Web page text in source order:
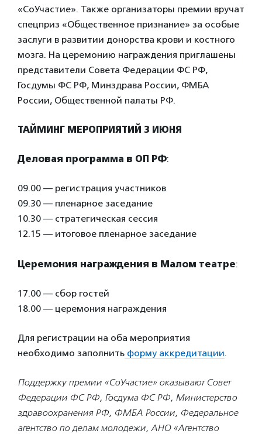
«СоУчастие». Также организаторы премии вручат
спецприз «Общественное признание» за особые
заслуги в развитии донорства крови и костного
мозга. На церемонию награждения приглашены
представители Совета Федерации ФС РФ,
Госдумы ФС РФ, Минздрава России, ФМБА
России, Общественной палаты РФ.
ТАЙМИНГ МЕРОПРИЯТИЙ 3 ИЮНЯ
Деловая программа в ОП РФ:
09.00 — регистрация участников
09.30 — пленарное заседание
10.30 — стратегическая сессия
12.15 — итоговое пленарное заседание
Церемония награждения в Малом театре:
17.00 — сбор гостей
18.00 — церемония награждения
Для регистрации на оба мероприятия
необходимо заполнить форму аккредитации.
Поддержку премии «СоУчастие» оказывают Совет
Федерации ФС РФ, Госдума ФС РФ, Министерство
здравоохранения РФ, ФМБА России, Федеральное
агентство по делам молодежи, АНО «Агентство